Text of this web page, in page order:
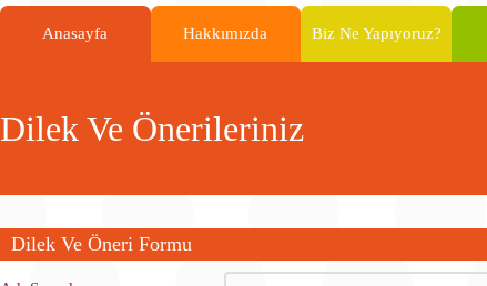
Anasayfa Hakkımızda Biz Ne Yapıyoruz?
Dilek Ve Önerileriniz
Dilek Ve Öneri Formu